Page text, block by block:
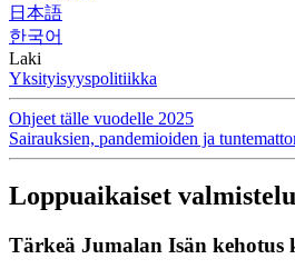
日本語
한국어
Laki
Yksityisyyspolitiikka
Ohjeet tälle vuodelle 2025
Sairauksien, pandemioiden ja
Loppuaikaiset
Tärkeä Jumalan Isän kehotus